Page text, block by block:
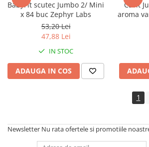
BabyFit scutec Jumbo 2/ Mini
x 84 buc Zephyr Labs
53,20 Lei
47,88 Lei
IN STOC
ADAUGA IN COS
Cavit
aroma
1
Newsletter Nu rata ofertele si promotiile